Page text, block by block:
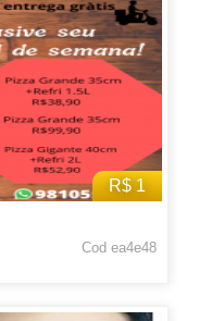
R$ 1
Cod ea4e48